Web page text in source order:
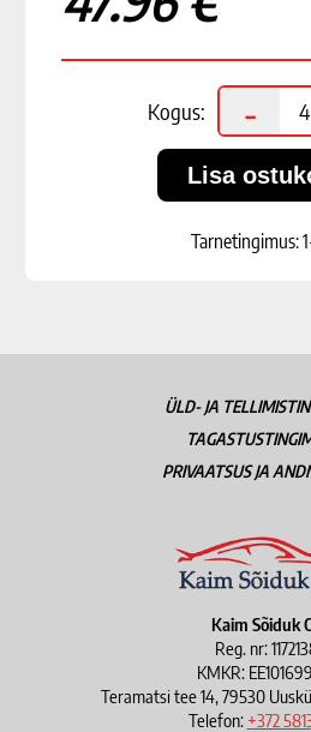
Kogus: -
Tarnetingimus:
ÜLD- JA
PRIVAATSUS JA
Kaim Sõiduk
Reg. nr:
KMKR:
Teramatsi tee 14, 79530
Telefon: +372